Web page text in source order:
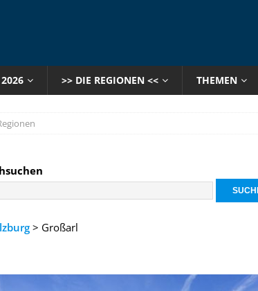
>> DIE REGIONEN << THEMEN
> Großarl